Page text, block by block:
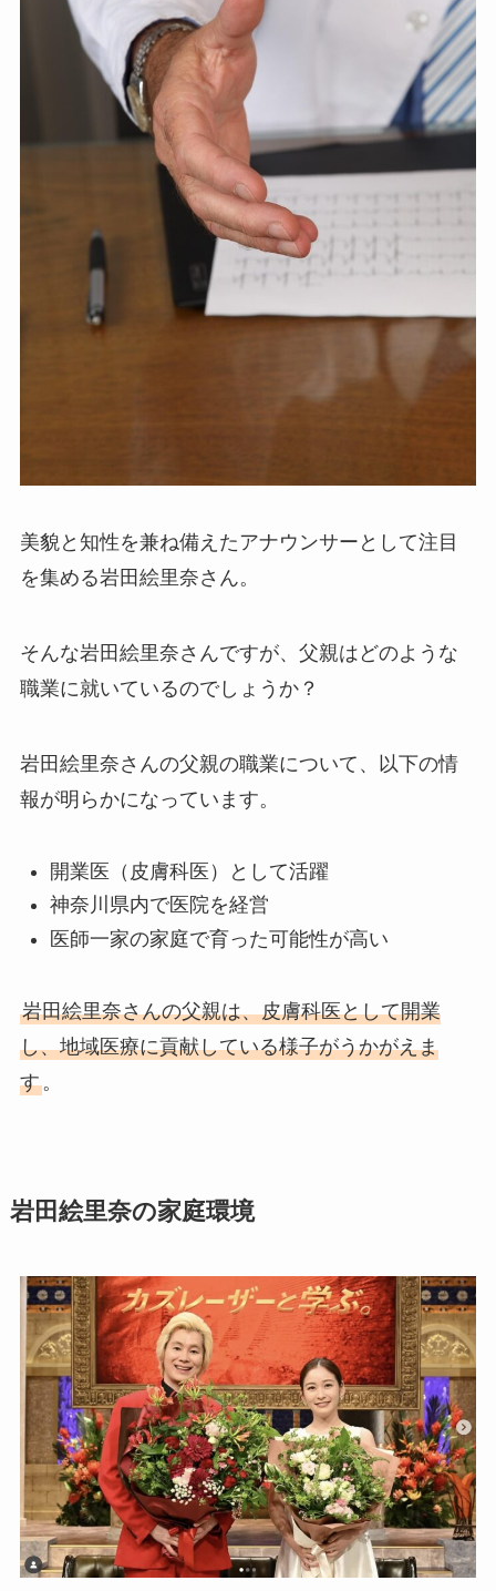
美貌と知性を兼ね備えたアナウンサーとして注目
を集める岩田絵里奈さん。
そんな岩田絵里奈さんですが、父親はどのような
職業に就いているのでしょうか？
岩田絵里奈さんの父親の職業について、以下の情
報が明らかになっています。
開業医（皮膚科医）として活躍
神奈川県内で医院を経営
医師一家の家庭で育った可能性が高い
岩田絵里奈さんの父親は、皮膚科医として開業
し、地域医療に貢献している様子がうかがえま
す。
岩田絵里奈の家庭環境